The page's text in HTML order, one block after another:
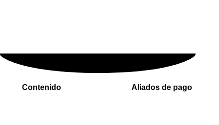
Contenido
Aliados de pago